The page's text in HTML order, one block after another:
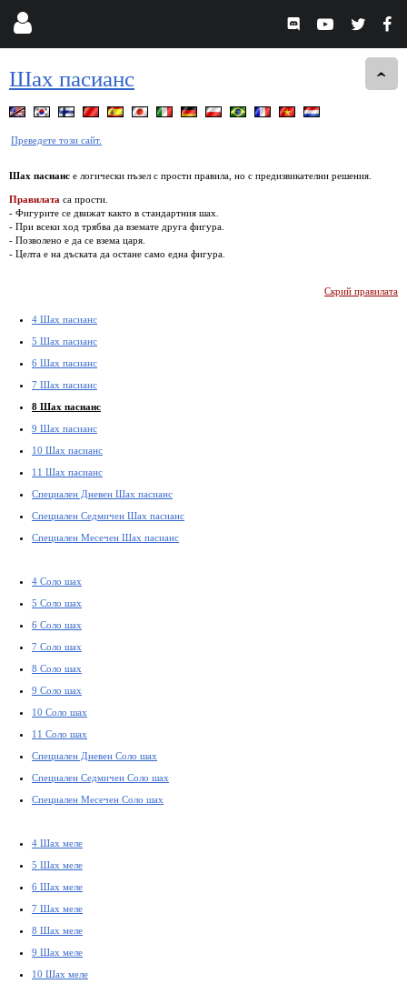
Шах пасианс
Преведете този сайт.
Шах пасианс е логически пъзел с прости правила, но с предизвикателни решения.
Правилата са прости.
- Фигурите се движат както в стандартния шах.
- При всеки ход трябва да вземате друга фигура.
- Позволено е да се взема царя.
- Целта е на дъската да остане само една фигура.
Скрий правилата
4 Шах пасианс
5 Шах пасианс
6 Шах пасианс
7 Шах пасианс
8 Шах пасианс
9 Шах пасианс
10 Шах пасианс
11 Шах пасианс
Специален Дневен Шах пасианс
Специален Седмичен Шах пасианс
Специален Месечен Шах пасианс
4 Соло шах
5 Соло шах
6 Соло шах
7 Соло шах
8 Соло шах
9 Соло шах
10 Соло шах
11 Соло шах
Специален Дневен Соло шах
Специален Седмичен Соло шах
Специален Месечен Соло шах
4 Шах меле
5 Шах меле
6 Шах меле
7 Шах меле
8 Шах меле
9 Шах меле
10 Шах меле